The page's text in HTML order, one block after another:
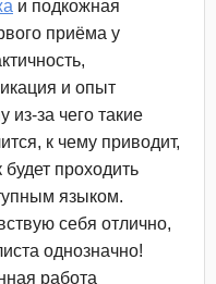
​ и подкожная
приёма у
и опыт
за чего такие
к чему приводит,
будет проходить
языком.
себя отлично,
однозначно!
работа